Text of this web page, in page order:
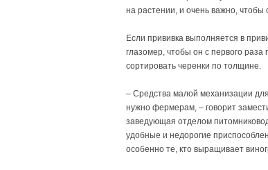
на растении, и очень важно, чтобы
Если прививка выполняется в
глазомер, чтобы он с первого
сортировать черенки по толщине.
– Средства малой механизации
нужно фермерам, – говорит
заведующая отделом
удобные и недорогие
особенно те, кто выращивает